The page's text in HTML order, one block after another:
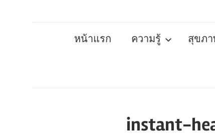
หน้าแรก ความรู้ สุขภ
instant-